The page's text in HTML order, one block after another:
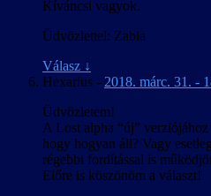
Kíváncsi vagyok.
Üdvözlettel: Zabla
Válasz ↓
Hexarius - 2018. márc. 31. -
Üdvözletem!
A Lost alpha “új”
hogy hogyan áll? Vagy
régebbi fordítással is
Előre is köszönöm a választ!